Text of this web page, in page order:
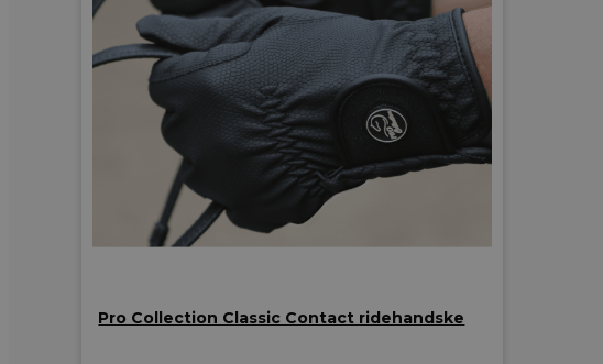
Pro Collection Classic Contact ridehandske